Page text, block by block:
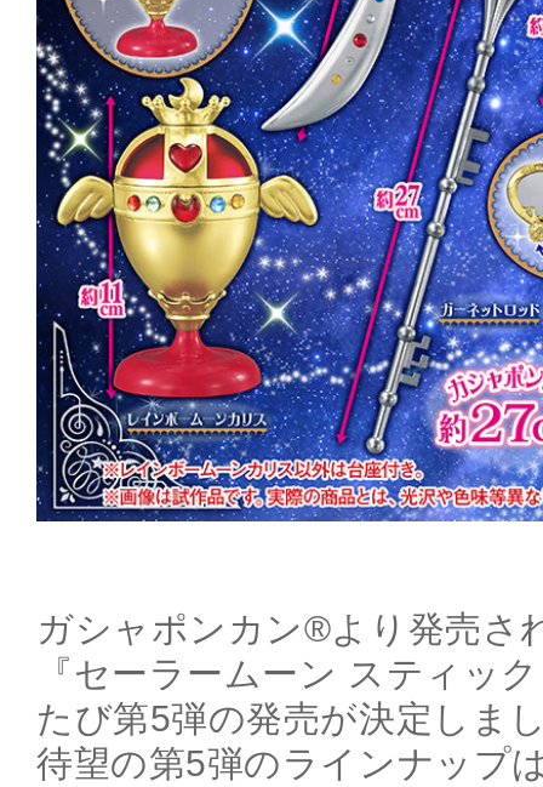
ガシャポンカン®より発売さ
『セーラームーン スティッ
たび第5弾の発売が決定しま
待望の第5弾のラインナップ